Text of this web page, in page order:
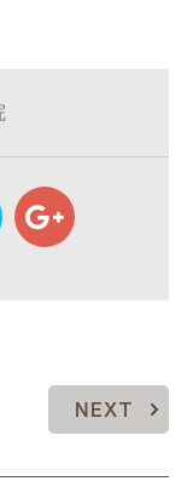
NEXT